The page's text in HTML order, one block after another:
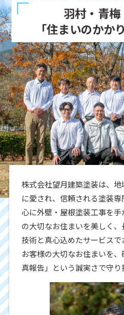
羽村・青
「住まいのかか
株式会社望月建築塗装は、
に愛され、信頼される塗装
心に外壁・屋根塗装工事を
の大切なお住まいを美しく
技術と真心込めたサービスで
お客様の大切なお住まいを
真報告」という誠実さで守り